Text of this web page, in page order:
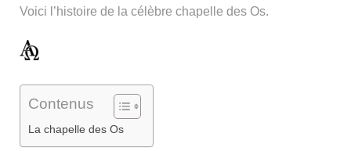
Voici l’histoire de la célèbre chapelle des Os.
Contenus
La chapelle des Os